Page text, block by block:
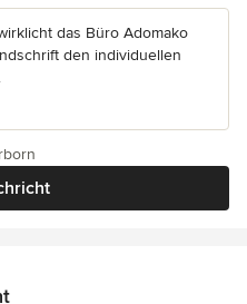
das Büro Adomako
den individuellen